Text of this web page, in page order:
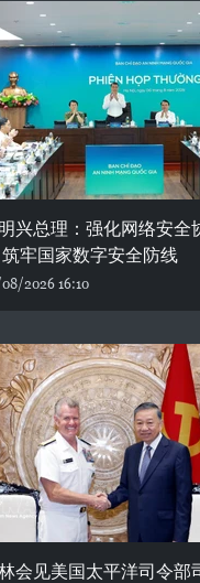
兴总理：强化网络安全
牢国家数字安全防线
2026 16:10
会见美国太平洋司令部